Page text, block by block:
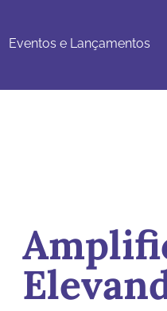
Lançamentos
Artigos
Eventos e Lançamentos